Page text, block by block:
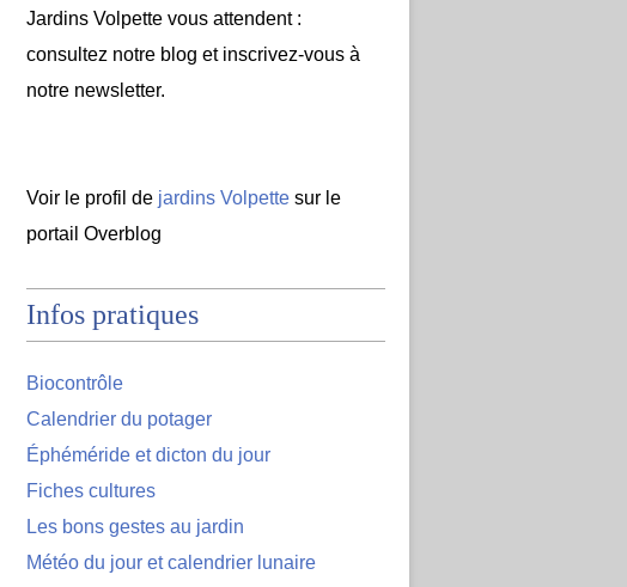
Jardins Volpette vous attendent :
consultez notre blog et inscrivez-vous à
notre newsletter.
Voir le profil de jardins Volpette sur le
portail Overblog
Infos pratiques
Biocontrôle
Calendrier du potager
Éphéméride et dicton du jour
Fiches cultures
Les bons gestes au jardin
Météo du jour et calendrier lunaire